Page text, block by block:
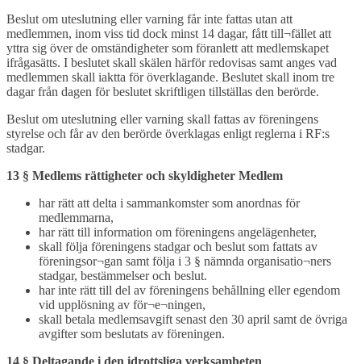
Beslut om uteslutning eller varning får inte fattas utan att
medlemmen, inom viss tid dock minst 14 dagar, fått till¬fället att
yttra sig över de omständigheter som föranlett att medlemskapet
ifrågasätts. I beslutet skall skälen härför redovisas samt anges vad
medlemmen skall iaktta för överklagande. Beslutet skall inom tre
dagar från dagen för beslutet skriftligen tillställas den berörde.
Beslut om uteslutning eller varning skall fattas av föreningens
styrelse och får av den berörde överklagas enligt reglerna i RF:s
stadgar.
13 § Medlems rättigheter och skyldigheter Medlem
har rätt att delta i sammankomster som anordnas för
medlemmarna,
har rätt till information om föreningens angelägenheter,
skall följa föreningens stadgar och beslut som fattats av
föreningsor¬gan samt följa i 3 § nämnda organisatio¬ners
stadgar, bestämmelser och beslut.
har inte rätt till del av föreningens behållning eller egendom
vid upplösning av för¬e¬ningen,
skall betala medlemsavgift senast den 30 april samt de övriga
avgifter som beslutats av föreningen.